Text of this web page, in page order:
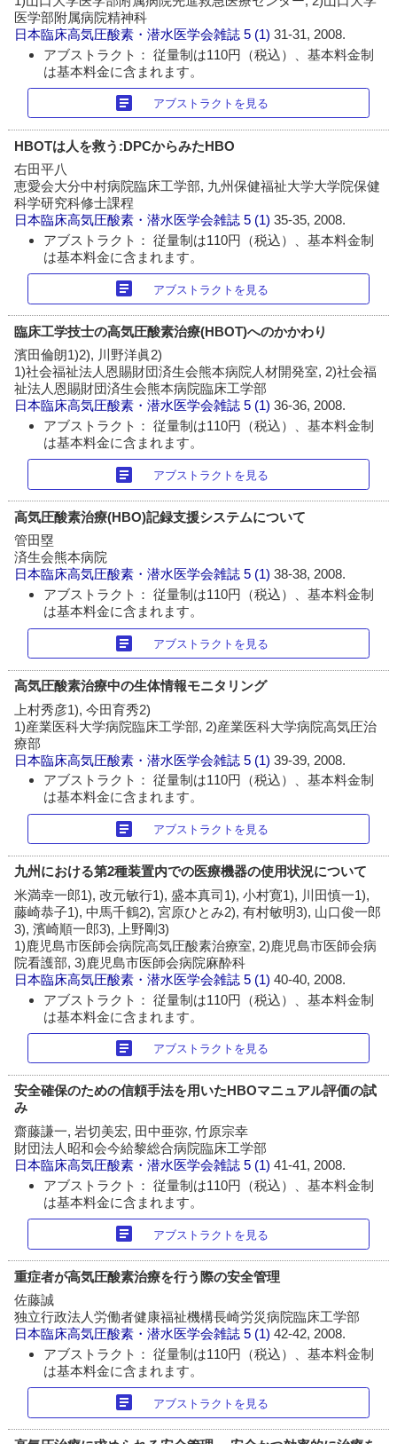
医学部附属病院精神科
日本臨床高気圧酸素・潜水医学会雑誌 5 (1)31-31, 2008.
アブストラクト： 従量制は110円（税込）、基本料金制
は基本料金に含まれます。
article アブストラクトを見る
HBOTは人を救う:DPCからみたHBO
右田平八
恵愛会大分中村病院臨床工学部, 九州保健福祉大学大学院保健
科学研究科修士課程
日本臨床高気圧酸素・潜水医学会雑誌 5 (1)35-35, 2008.
アブストラクト： 従量制は110円（税込）、基本料金制
は基本料金に含まれます。
article アブストラクトを見る
臨床工学技士の高気圧酸素治療(HBOT)へのかかわり
濱田倫朗1)2), 川野洋眞2)
1)社会福祉法人恩賜財団済生会熊本病院人材開発室, 2)社会福
祉法人恩賜財団済生会熊本病院臨床工学部
日本臨床高気圧酸素・潜水医学会雑誌 5 (1)36-36, 2008.
アブストラクト： 従量制は110円（税込）、基本料金制
は基本料金に含まれます。
article アブストラクトを見る
高気圧酸素治療(HBO)記録支援システムについて
管田塁
済生会熊本病院
日本臨床高気圧酸素・潜水医学会雑誌 5 (1)38-38, 2008.
アブストラクト： 従量制は110円（税込）、基本料金制
は基本料金に含まれます。
article アブストラクトを見る
高気圧酸素治療中の生体情報モニタリング
上村秀彦1), 今田育秀2)
1)産業医科大学病院臨床工学部, 2)産業医科大学病院高気圧治
療部
日本臨床高気圧酸素・潜水医学会雑誌 5 (1)39-39, 2008.
アブストラクト： 従量制は110円（税込）、基本料金制
は基本料金に含まれます。
article アブストラクトを見る
九州における第2種装置内での医療機器の使用状況について
米満幸一郎1), 改元敏行1), 盛本真司1), 小村寛1), 川田慎一1),
藤崎恭子1), 中馬千鶴2), 宮原ひとみ2), 有村敏明3), 山口俊一郎
3), 濱崎順一郎3), 上野剛3)
1)鹿児島市医師会病院高気圧酸素治療室, 2)鹿児島市医師会病
院看護部, 3)鹿児島市医師会病院麻酔科
日本臨床高気圧酸素・潜水医学会雑誌 5 (1)40-40, 2008.
アブストラクト： 従量制は110円（税込）、基本料金制
は基本料金に含まれます。
article アブストラクトを見る
安全確保のための信頼手法を用いたHBOマニュアル評価の試
み
齋藤謙一, 岩切美宏, 田中亜弥, 竹原宗幸
財団法人昭和会今給黎総合病院臨床工学部
日本臨床高気圧酸素・潜水医学会雑誌 5 (1)41-41, 2008.
アブストラクト： 従量制は110円（税込）、基本料金制
は基本料金に含まれます。
article アブストラクトを見る
重症者が高気圧酸素治療を行う際の安全管理
佐藤誠
独立行政法人労働者健康福祉機構長崎労災病院臨床工学部
日本臨床高気圧酸素・潜水医学会雑誌 5 (1)42-42, 2008.
アブストラクト： 従量制は110円（税込）、基本料金制
は基本料金に含まれます。
article アブストラクトを見る